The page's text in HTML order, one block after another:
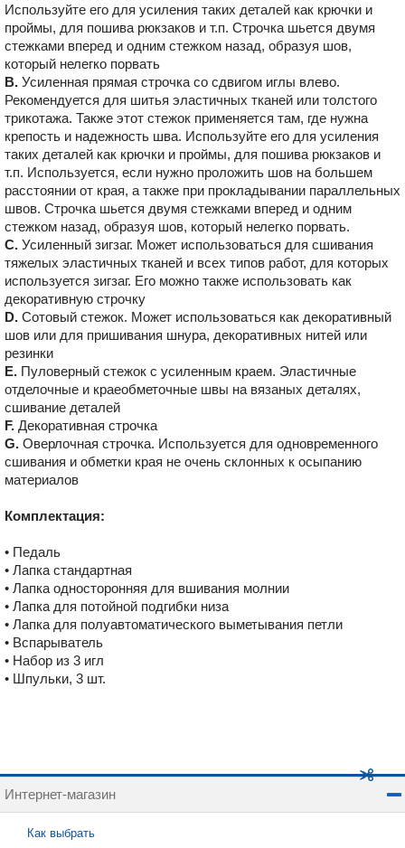
Используйте его для усиления таких деталей как крючки и
проймы, для пошива рюкзаков и т.п. Строчка шьется двумя
стежками вперед и одним стежком назад, образуя шов,
который нелегко порвать
B. Усиленная прямая строчка со сдвигом иглы влево.
Рекомендуется для шитья эластичных тканей или толстого
трикотажа. Также этот стежок применяется там, где нужна
крепость и надежность шва. Используйте его для усиления
таких деталей как крючки и проймы, для пошива рюкзаков и
т.п. Используется, если нужно проложить шов на большем
расстоянии от края, а также при прокладывании параллельных
швов. Строчка шьется двумя стежками вперед и одним
стежком назад, образуя шов, который нелегко порвать.
C. Усиленный зигзаг. Может использоваться для сшивания
тяжелых эластичных тканей и всех типов работ, для которых
используется зигзаг. Его можно также использовать как
декоративную строчку
D. Сотовый стежок. Может использоваться как декоративный
шов или для пришивания шнура, декоративных нитей или
резинки
E. Пуловерный стежок с усиленным краем. Эластичные
отделочные и краеобметочные швы на вязаных деталях,
сшивание деталей
F. Декоративная строчка
G. Оверлочная строчка. Используется для одновременного
сшивания и обметки края не очень склонных к осыпанию
материалов
Комплектация:
• Педаль
• Лапка стандартная
• Лапка односторонняя для вшивания молнии
• Лапка для потойной подгибки низа
• Лапка для полуавтоматического выметывания петли
• Вспарыватель
• Набор из 3 игл
• Шпульки, 3 шт.
Интернет-магазин
Как выбрать